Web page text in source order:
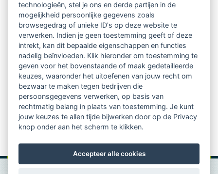
vrij toegankelijke TsvB-artikelen
nieuws op het vlak van professioneel
begeleiden
informatie over LVSC-activiteiten
Aanmelden nieuwsbrief
technologieën, stel je ons en derde partijen in de
mogelijkheid persoonlijke gegevens zoals
browsegedrag of unieke ID's op deze website te
verwerken. Indien je geen toestemming geeft of deze
intrekt, kan dit bepaalde eigenschappen en functies
nadelig beïnvloeden. Klik hieronder om toestemming te
geven voor het bovenstaande of maak gedetailleerde
keuzes, waaronder het uitoefenen van jouw recht om
bezwaar te maken tegen bedrijven die
persoonsgegevens verwerken, op basis van
rechtmatig belang in plaats van toestemming. Je kunt
jouw keuzes te allen tijde bijwerken door op de Privacy
knop onder aan het scherm te klikken.
Accepteer alle cookies